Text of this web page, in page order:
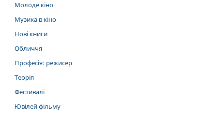
Молоде кіно
Музика в кіно
Нові книги
Обличчя
Професія: режисер
Теорія
Фестивалі
Ювілей фільму